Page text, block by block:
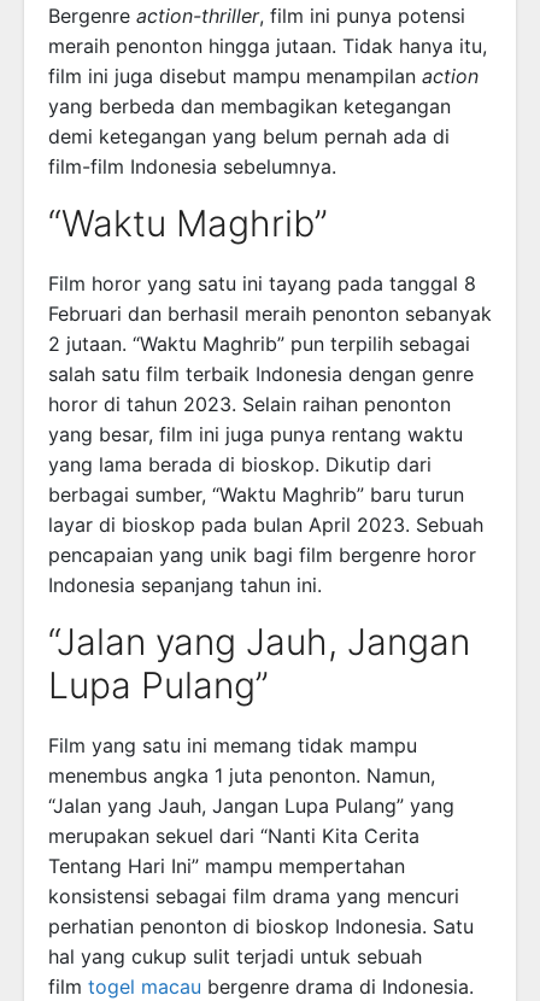
Bergenre action-thriller, film ini punya potensi
meraih penonton hingga jutaan. Tidak hanya itu,
film ini juga disebut mampu menampilan action
yang berbeda dan membagikan ketegangan
demi ketegangan yang belum pernah ada di
film-film Indonesia sebelumnya.
“Waktu Maghrib”
Film horor yang satu ini tayang pada tanggal 8
Februari dan berhasil meraih penonton sebanyak
2 jutaan. “Waktu Maghrib” pun terpilih sebagai
salah satu film terbaik Indonesia dengan genre
horor di tahun 2023. Selain raihan penonton
yang besar, film ini juga punya rentang waktu
yang lama berada di bioskop. Dikutip dari
berbagai sumber, “Waktu Maghrib” baru turun
layar di bioskop pada bulan April 2023. Sebuah
pencapaian yang unik bagi film bergenre horor
Indonesia sepanjang tahun ini.
“Jalan yang Jauh, Jangan
Lupa Pulang”
Film yang satu ini memang tidak mampu
menembus angka 1 juta penonton. Namun,
“Jalan yang Jauh, Jangan Lupa Pulang” yang
merupakan sekuel dari “Nanti Kita Cerita
Tentang Hari Ini” mampu mempertahan
konsistensi sebagai film drama yang mencuri
perhatian penonton di bioskop Indonesia. Satu
hal yang cukup sulit terjadi untuk sebuah
film togel macau bergenre drama di Indonesia.